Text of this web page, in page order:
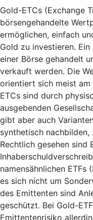
Gold-ETCs (Exchange
börsengehandelte
ermöglichen, einfach
Gold zu investieren.
einer Börse gehandelt
verkauft werden. Die
orientiert sich meist
ETCs sind durch
ausgebenden
gibt aber auch
synthetisch
Rechtlich gesehen sind
namensähnlichen ETFs
es sich nicht um
des Emittenten sind
geschützt. Bei Gold-
Emittentenrisiko